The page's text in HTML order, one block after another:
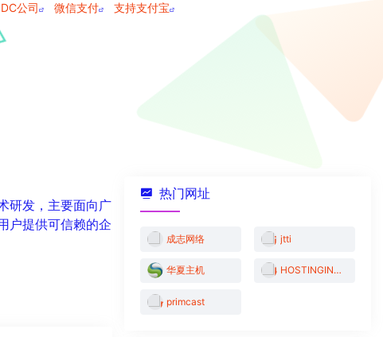
公司 微信支付
支持支付宝
研发，主要面向广
户提供可信赖的企
热门网址
成志网络 jtti
华夏主机 HOSTINGINSIDE机房
primcast